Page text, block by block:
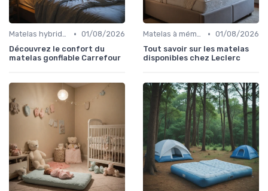
Matelas hybrides • 01/08/2026
Découvrez le confort du
matelas gonflable Carrefour
Matelas à mémoire de forme • 01/08/2026
Tout savoir sur les matelas
disponibles chez Leclerc